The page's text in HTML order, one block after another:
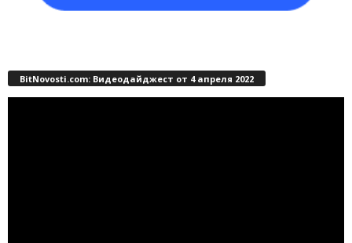
BitNovosti.com: Видеодайджест от 4 апреля 2022